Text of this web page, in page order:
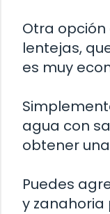
Otra
lentejas,
es muy
agua con
obtener
Puedes
y